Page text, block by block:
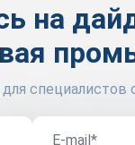
на
специалистов